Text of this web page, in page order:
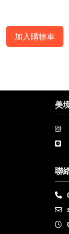
加入購物車
美
聯